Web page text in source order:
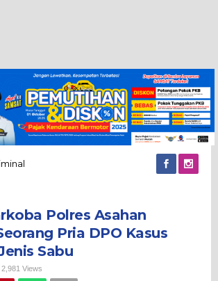
Asahan
Seorang
Pria
Kasus
Polres Asahan
Pria DPO Kasus
Sabu
2,981 Views